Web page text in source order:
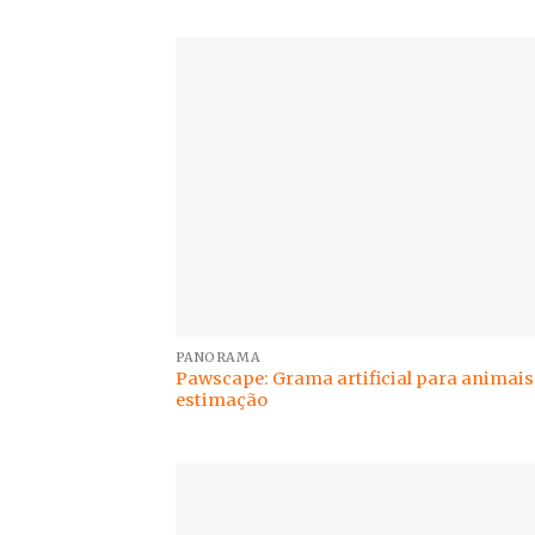
PANORAMA
Pawscape: Grama artificial para animais
estimação